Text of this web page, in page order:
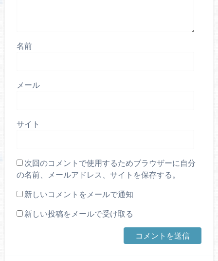
名前
メール
サイト
次回のコメントで使用するためブラウザーに自分
の名前、メールアドレス、サイトを保存する。
新しいコメントをメールで通知
新しい投稿をメールで受け取る